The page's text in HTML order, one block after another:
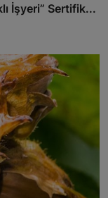
İşyeri” Sertifik...